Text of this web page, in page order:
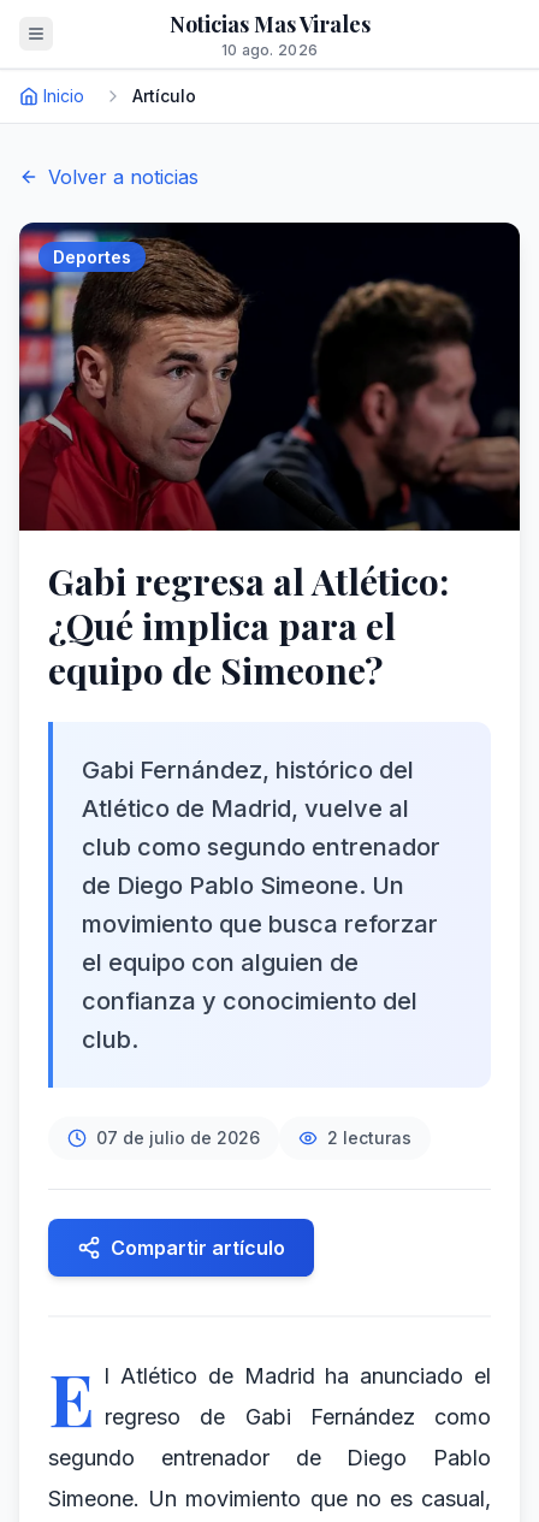
Noticias Mas Virales
10 ago. 2026
Inicio Artículo
Volver a noticias
Deportes
Gabi regresa al Atlético:
¿Qué implica para el
equipo de Simeone?
Gabi Fernández, histórico del
Atlético de Madrid, vuelve al
club como segundo entrenador
de Diego Pablo Simeone. Un
movimiento que busca reforzar
el equipo con alguien de
confianza y conocimiento del
club.
07 de julio de 2026 2 lecturas
Compartir artículo
E l Atlético de Madrid ha anunciado el
regreso de Gabi Fernández como
segundo entrenador de Diego Pablo
Simeone. Un movimiento que no es casual,